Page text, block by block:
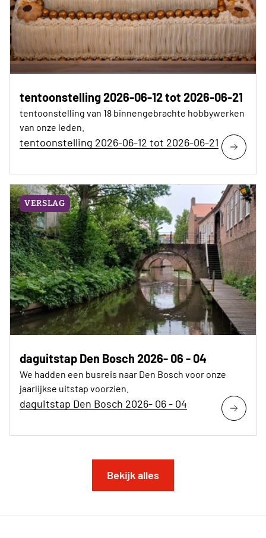
tentoonstelling 2026-06-12 tot 2026-06-21
tentoonstelling van 18 binnengebrachte hobbywerken
van onze leden.
tentoonstelling 2026-06-12 tot 2026-06-21
VERSLAG
daguitstap Den Bosch 2026- 06 - 04
We hadden een busreis naar Den Bosch voor onze
jaarlijkse uitstap voorzien.
daguitstap Den Bosch 2026- 06 - 04
Bekijk alles